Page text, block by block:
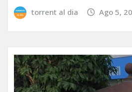
torrent al dia Ago 5,